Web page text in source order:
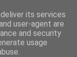
its services
user-agent are
and security
usage